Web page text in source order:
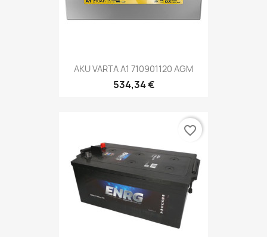
AKU VARTA A1 710901120 AGM
534,34 €
favorite_border